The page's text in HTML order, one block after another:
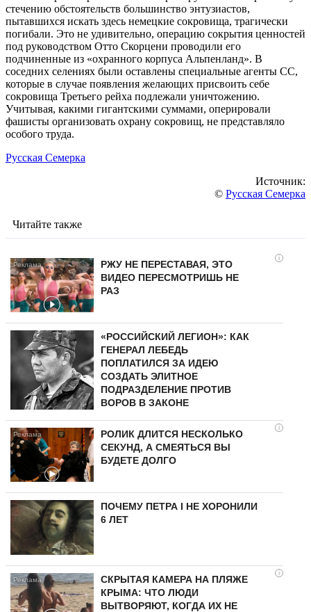
стечению обстоятельств большинство энтузиастов,
пытавшихся искать здесь немецкие сокровища, трагически
погибали. Это не удивительно, операцию сокрытия ценностей
под руководством Отто Скорцени проводили его
подчиненные из «охранного корпуса Альпенланд». В
соседних селениях были оставлены специальные агенты СС,
которые в случае появления желающих присвоить себе
сокровища Третьего рейха подлежали уничтожению.
Учитывая, какими гигантскими суммами, оперировали
фашисты организовать охрану сокровищ, не представляло
особого труда.
Русская Семерка
Источник:
© Русская Семерка
Читайте также
i
РЖУ НЕ ПЕРЕСТАВАЯ, ЭТО
ВИДЕО ПЕРЕСМОТРИШЬ НЕ
РАЗ
«РОССИЙСКИЙ ЛЕГИОН»: КАК
ГЕНЕРАЛ ЛЕБЕДЬ
ПОПЛАТИЛСЯ ЗА ИДЕЮ
СОЗДАТЬ ЭЛИТНОЕ
ПОДРАЗДЕЛЕНИЕ ПРОТИВ
ВОРОВ В ЗАКОНЕ
i
РОЛИК ДЛИТСЯ НЕСКОЛЬКО
СЕКУНД, А СМЕЯТЬСЯ ВЫ
БУДЕТЕ ДОЛГО
ПОЧЕМУ ПЕТРА I НЕ ХОРОНИЛИ
6 ЛЕТ
i
СКРЫТАЯ КАМЕРА НА ПЛЯЖЕ
КРЫМА: ЧТО ЛЮДИ
ВЫТВОРЯЮТ, КОГДА ИХ НЕ